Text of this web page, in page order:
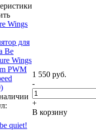
Wings
для
Be
Wings
PWM
be quiet!
1 550 руб.
-
+
В корзину